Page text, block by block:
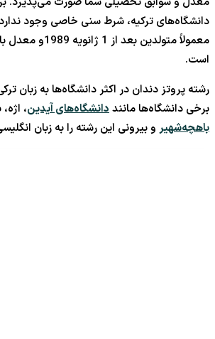
دانشگاه‌های ترکیه، شرط سنی خاصی وجود ندارد
است.
رشته پروتز دندان در اکثر دانشگاه‌ها به زبان
برخی دانشگاه‌ها ماننددانشگاه‌های آیدین،
باهچه‌شهیر و بیرونی این رشته را به زبان